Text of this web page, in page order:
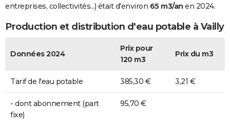
entreprises, collectivités...) était d'environ 65 m3/an en 2024.
Production et distribution d'eau potable à Vailly
Données 2024
Prix pour
120 m3
Prix du m3
Tarif de l'eau potable 385,30 € 3,21 €
- dont abonnement (part
fixe)
95,70 €